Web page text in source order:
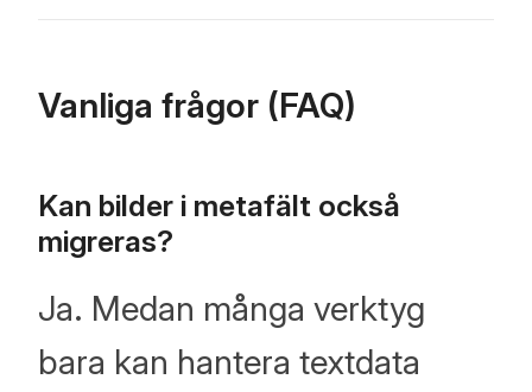
Vanliga frågor (FAQ)
Kan bilder i metafält också
migreras?
Ja. Medan många verktyg
bara kan hantera textdata